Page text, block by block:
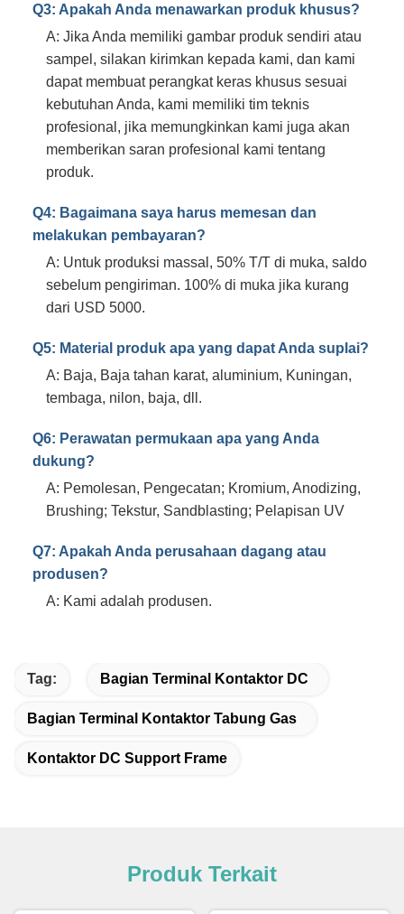
Q3: Apakah Anda menawarkan produk khusus?
A: Jika Anda memiliki gambar produk sendiri atau
sampel, silakan kirimkan kepada kami, dan kami
dapat membuat perangkat keras khusus sesuai
kebutuhan Anda, kami memiliki tim teknis
profesional, jika memungkinkan kami juga akan
memberikan saran profesional kami tentang
produk.
Q4: Bagaimana saya harus memesan dan
melakukan pembayaran?
A: Untuk produksi massal, 50% T/T di muka, saldo
sebelum pengiriman. 100% di muka jika kurang
dari USD 5000.
Q5: Material produk apa yang dapat Anda suplai?
A: Baja, Baja tahan karat, aluminium, Kuningan,
tembaga, nilon, baja, dll.
Q6: Perawatan permukaan apa yang Anda
dukung?
A: Pemolesan, Pengecatan; Kromium, Anodizing,
Brushing; Tekstur, Sandblasting; Pelapisan UV
Q7: Apakah Anda perusahaan dagang atau
produsen?
A: Kami adalah produsen.
Tag: Bagian Terminal Kontaktor DC
Bagian Terminal Kontaktor Tabung Gas
Kontaktor DC Support Frame
Produk Terkait